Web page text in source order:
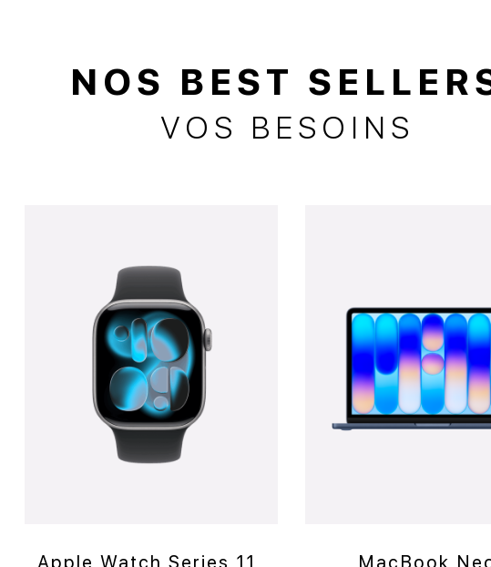
NOS BEST
VOS BESOINS